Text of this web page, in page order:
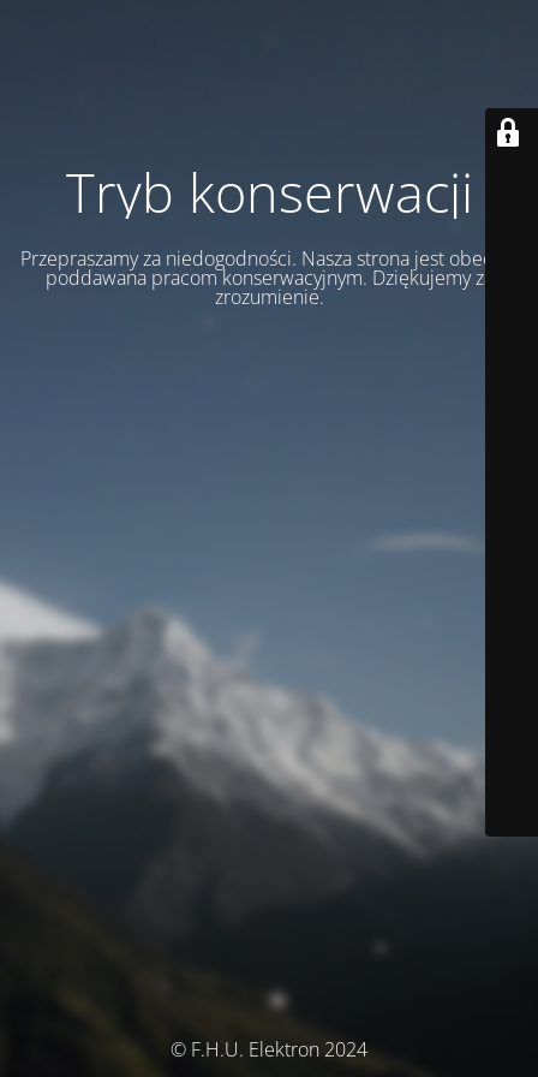
Tryb konserwacji
Przepraszamy za niedogodności. Nasza strona jest obecnie
poddawana pracom konserwacyjnym. Dziękujemy za
zrozumienie.
© F.H.U. Elektron 2024